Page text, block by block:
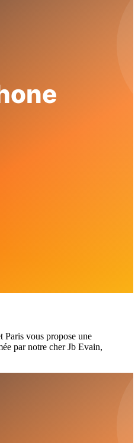
Paris vous propose une
par notre cher Jb Evain,